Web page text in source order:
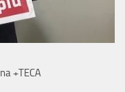
+TECA